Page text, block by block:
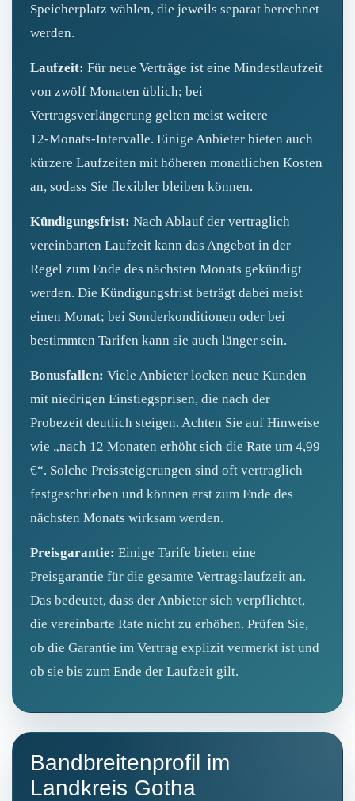
Speicherplatz wählen, die jeweils separat berechnet
werden.
Laufzeit: Für neue Verträge ist eine Mindestlaufzeit
von zwölf Monaten üblich; bei
Vertragsverlängerung gelten meist weitere
12‑Monats-Intervalle. Einige Anbieter bieten auch
kürzere Laufzeiten mit höheren monatlichen Kosten
an, sodass Sie flexibler bleiben können.
Kündigungsfrist: Nach Ablauf der vertraglich
vereinbarten Laufzeit kann das Angebot in der
Regel zum Ende des nächsten Monats gekündigt
werden. Die Kündigungsfrist beträgt dabei meist
einen Monat; bei Sonderkonditionen oder bei
bestimmten Tarifen kann sie auch länger sein.
Bonusfallen: Viele Anbieter locken neue Kunden
mit niedrigen Einstiegsprisen, die nach der
Probezeit deutlich steigen. Achten Sie auf Hinweise
wie „nach 12 Monaten erhöht sich die Rate um 4,99
€“. Solche Preissteigerungen sind oft vertraglich
festgeschrieben und können erst zum Ende des
nächsten Monats wirksam werden.
Preisgarantie: Einige Tarife bieten eine
Preisgarantie für die gesamte Vertragslaufzeit an.
Das bedeutet, dass der Anbieter sich verpflichtet,
die vereinbarte Rate nicht zu erhöhen. Prüfen Sie,
ob die Garantie im Vertrag explizit vermerkt ist und
ob sie bis zum Ende der Laufzeit gilt.
Bandbreitenprofil im
Landkreis Gotha